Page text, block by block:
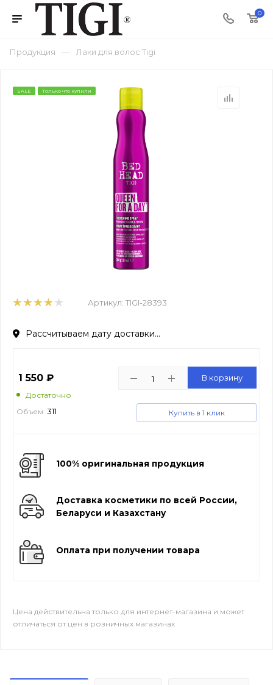
0
Продукция — Лаки для волос Tigi
SALE Только что купили
Артикул: TIGI-28393
Рассчитываем дату доставки...
1 550 ₽
Достаточно
Объем: 311
В корзину
Купить в 1 клик
100% оригинальная продукция
Доставка косметики по всей России,
Беларуси и Казахстану
Оплата при получении товара
Цена действительна только для интернет-магазина и может
отличаться от цен в розничных магазинах